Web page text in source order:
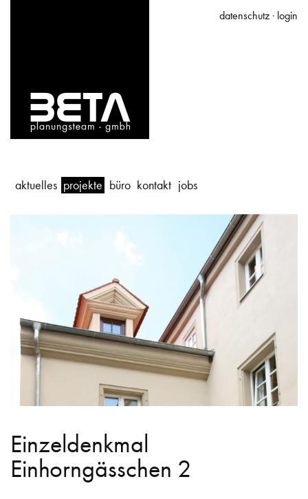
aktuelles projekte büro kontakt jobs
Einzeldenkmal
Einhorngässchen 2
datenschutz· login